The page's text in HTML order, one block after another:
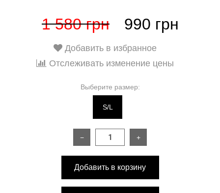
1 580 грн 990 грн
Добавить в избранное
Отслеживать изменение цены
Выберите размер:
S/L
− +
Добавить в корзину